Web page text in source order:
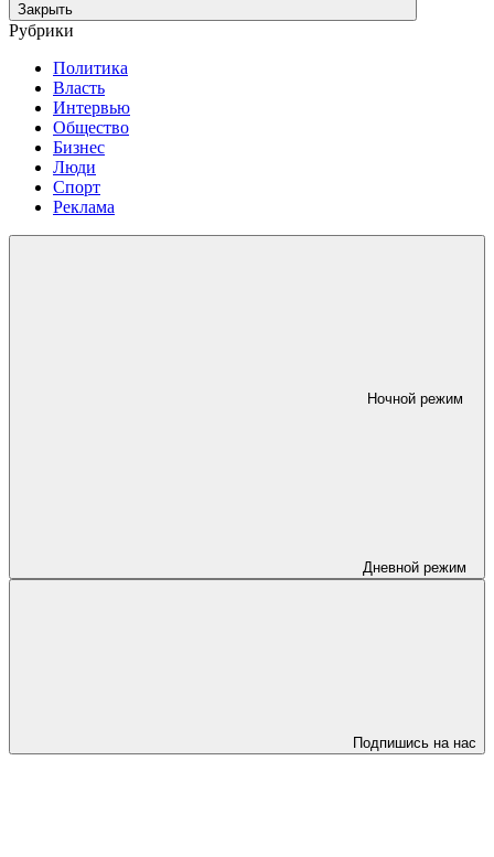
Закрыть
Рубрики
Политика
Власть
Интервью
Общество
Бизнес
Люди
Спорт
Реклама
Ночной режим
Дневной режим
Подпишись на нас